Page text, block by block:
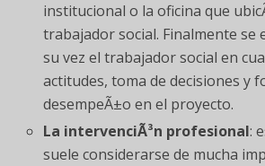
institucional o la oficina que
trabajador social. Finalmente se
su vez el trabajador social en
actitudes, toma de decisiones y
desempeÃ±o en el proyecto.
La intervenciÃ³n profesional:
suele considerarse de mucha